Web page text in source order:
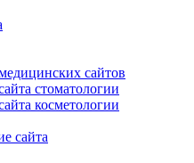
сайтов
стоматологии
косметологии
сайта